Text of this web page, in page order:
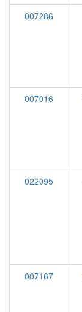
007286
007016
022095
007167